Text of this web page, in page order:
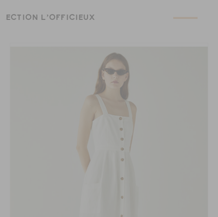
L’OFFICIEUX